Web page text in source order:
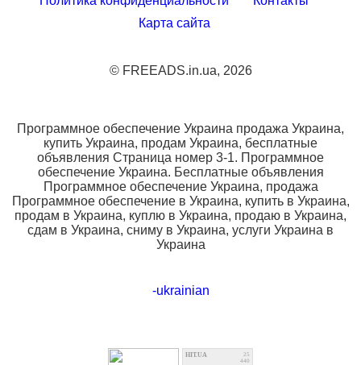
Карта сайта
© FREEADS.in.ua, 2026
Программное обеспечение Украина продажа Украина,
купить Украина, продам Украина, бесплатные
объявления Страница номер 3-1. Программное
обеспечение Украина. Бесплатные объявления
Программное обеспечение Украина, продажа
Программное обеспечение в Украина, купить в Украина,
продам в Украина, куплю в Украина, продаю в Украина,
сдам в Украина, сниму в Украина, услуги Украина в
Украина
-ukrainian
HIT.UA
25
440